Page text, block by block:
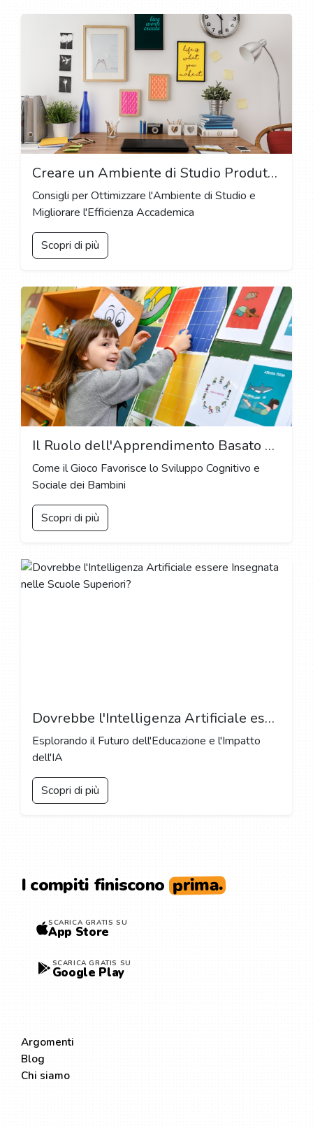
Creare un Ambiente di Studio Produttivo: Progettare il Tuo Spazio di Lavoro Ideale
Consigli per Ottimizzare l'Ambiente di Studio e
Migliorare l'Efficienza Accademica
Scopri di più
Il Ruolo dell'Apprendimento Basato sul Gioco nell'Educazione dell'Infanzia
Come il Gioco Favorisce lo Sviluppo Cognitivo e
Sociale dei Bambini
Scopri di più
Dovrebbe l'Intelligenza Artificiale essere Insegnata nelle Scuole Superiori?
Esplorando il Futuro dell'Educazione e l'Impatto
dell'IA
Scopri di più
I compiti finiscono prima.
SCARICA GRATIS SU
App Store
SCARICA GRATIS SU
Google Play
Argomenti
Blog
Chi siamo